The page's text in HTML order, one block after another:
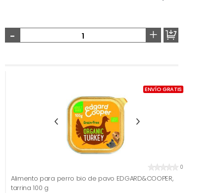
- +
ENVÍO GRATIS
0
Alimento para perro bio de pavo EDGARD&COOPER,
tarrina 100 g